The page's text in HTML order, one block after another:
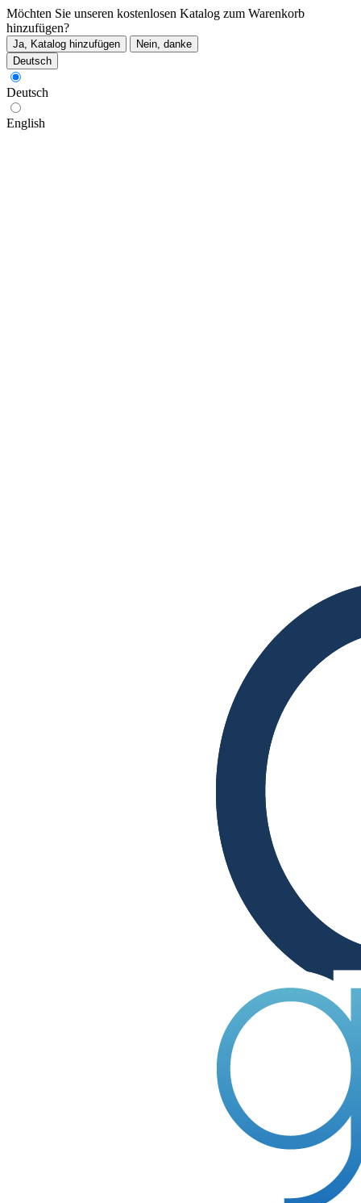
Möchten Sie unseren kostenlosen Katalog zum Warenkorb
hinzufügen?
Ja, Katalog hinzufügen
Nein, danke
Deutsch
Deutsch
English